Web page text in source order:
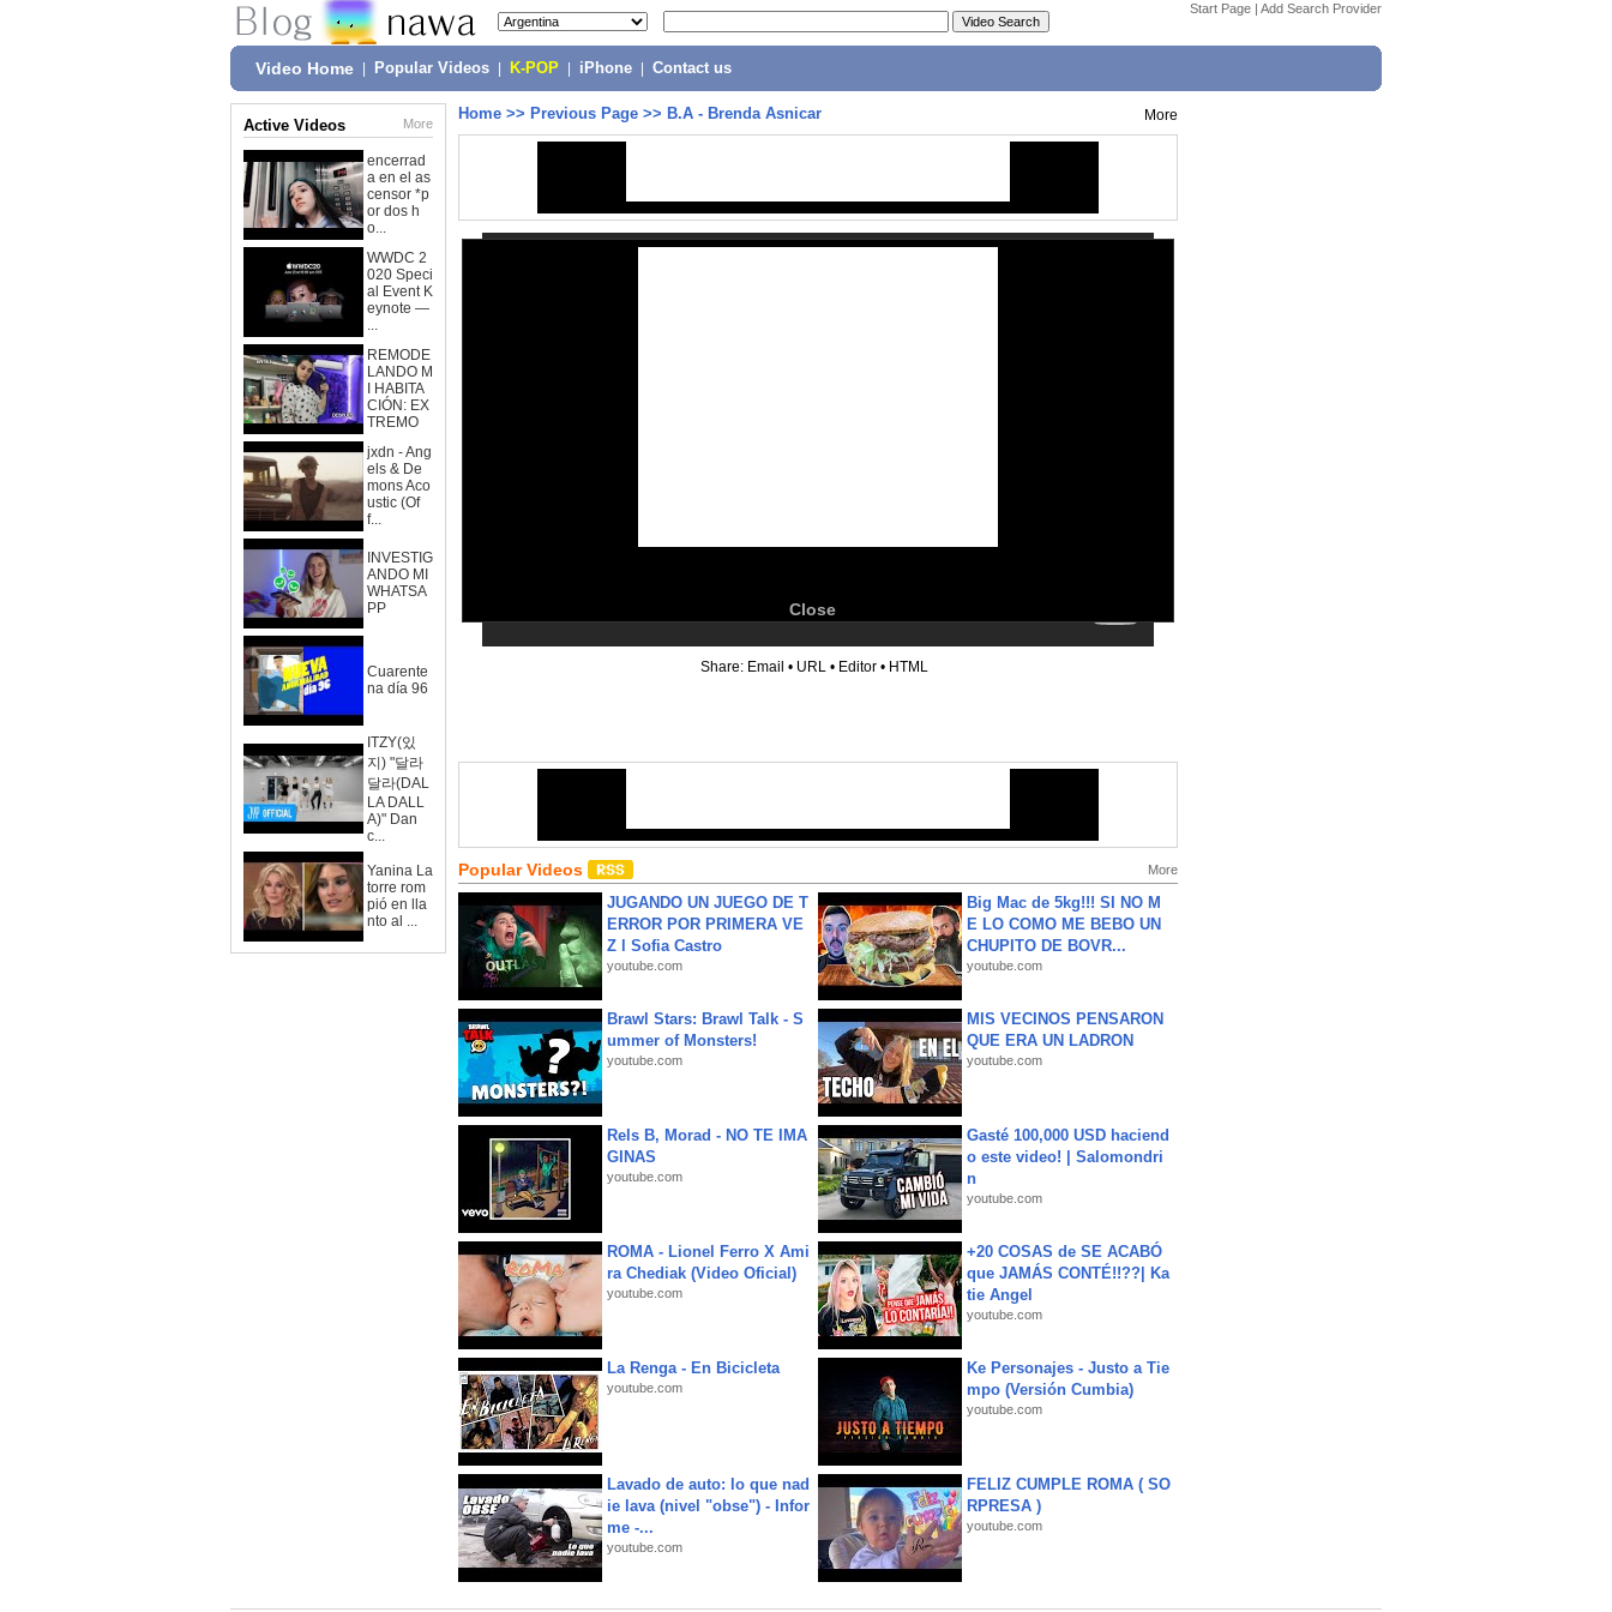
Start Page | Add Search Provider
Video Home Popular Videos K-POP iPhone Contact us
Active Videos More
encerrad
a en el as
censor *p
or dos h
o...
WWDC 2
020 Speci
al Event K
eynote —
...
REMODE
LANDO M
I HABITA
CIÓN: EX
TREMO
jxdn - Ang
els & De
mons Aco
ustic (Of
f...
INVESTIG
ANDO MI
WHATSA
PP
Cuarente
na día 96
ITZY(있
지) "달라
달라(DAL
LA DALL
A)" Dan
c...
Yanina La
torre rom
pió en lla
nto al ...
Home >> Previous Page >> B.A - Brenda Asnicar More
Close
Share: Email • URL • Editor • HTML
Popular Videos More
JUGANDO UN JUEGO DE T
ERROR POR PRIMERA VE
Z l Sofia Castro
youtube.com
Big Mac de 5kg!!! SI NO M
E LO COMO ME BEBO UN
CHUPITO DE BOVR...
youtube.com
Brawl Stars: Brawl Talk - S
ummer of Monsters!
youtube.com
MIS VECINOS PENSARON
QUE ERA UN LADRON
youtube.com
Rels B, Morad - NO TE IMA
GINAS
youtube.com
Gasté 100,000 USD haciend
o este video! | Salomondri
n
youtube.com
ROMA - Lionel Ferro X Ami
ra Chediak (Video Oficial)
youtube.com
+20 COSAS de SE ACABÓ
que JAMÁS CONTÉ!!??| Ka
tie Angel
youtube.com
La Renga - En Bicicleta
youtube.com
Ke Personajes - Justo a Tie
mpo (Versión Cumbia)
youtube.com
Lavado de auto: lo que nad
ie lava (nivel "obse") - Infor
me -...
youtube.com
FELIZ CUMPLE ROMA ( SO
RPRESA )
youtube.com